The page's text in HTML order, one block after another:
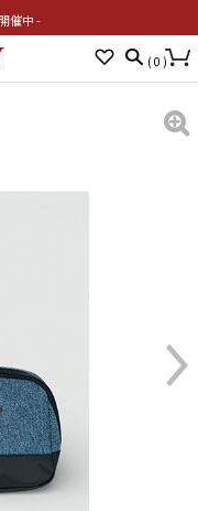
催中 -
( 0 )